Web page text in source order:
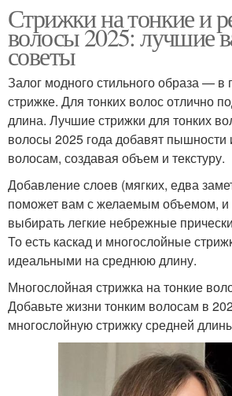
Стрижки на тонкие и
волосы 2025: лучшие
советы
Залог модного стильного образа — в
стрижке. Для тонких волос отлично
длина. Лучшие стрижки для тонких
волосы 2025 года добавят пышности
волосам, создавая объем и текстуру.
Добавление слоев (мягких, едва
поможет вам с желаемым объемом,
выбирать легкие небрежные
То есть каскад и многослойные
идеальными на среднюю длину.
Многослойная стрижка на тонкие
Добавьте жизни тонким волосам в
многослойную стрижку средней